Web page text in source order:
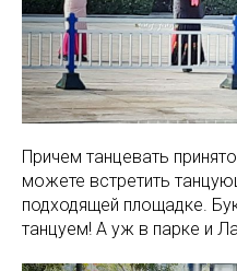
Причем танцевать
можете встретить
подходящей площадке.
танцуем! А уж в парке и